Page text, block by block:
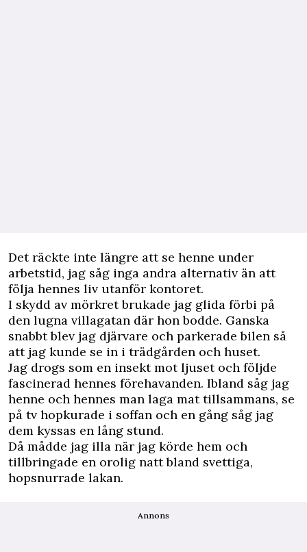
Det räckte inte längre att se henne under
arbetstid, jag såg inga andra alternativ än att
följa hennes liv utanför kontoret.
I skydd av mörkret brukade jag glida förbi på
den lugna villagatan där hon bodde. Ganska
snabbt blev jag djärvare och parkerade bilen så
att jag kunde se in i trädgården och huset.
Jag drogs som en insekt mot ljuset och följde
fascinerad hennes förehavanden. Ibland såg jag
henne och hennes man laga mat tillsammans, se
på tv hopkurade i soffan och en gång såg jag
dem kyssas en lång stund.
Då mådde jag illa när jag körde hem och
tillbringade en orolig natt bland svettiga,
hopsnurrade lakan.
Annons